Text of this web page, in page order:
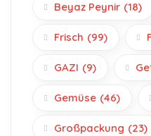
Beyaz Peynir (18)
Frisch (99)
GAZI (9)
Gemüse (46)
Großpackung (23)